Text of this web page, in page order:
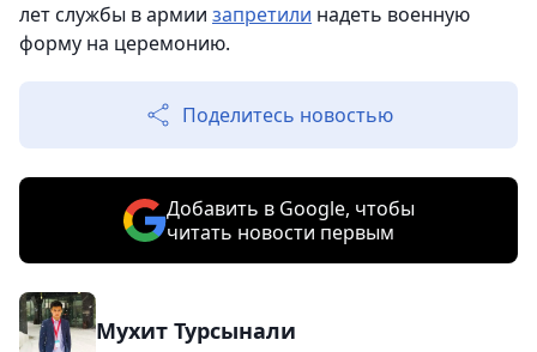
лет службы в армии запретили надеть военную
форму на церемонию.
Поделитесь новостью
Добавить в Google, чтобы
читать новости первым
Мухит Турсынали